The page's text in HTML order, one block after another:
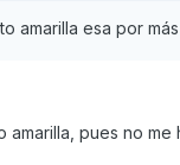
amarilla esa por
amarilla, pues no me